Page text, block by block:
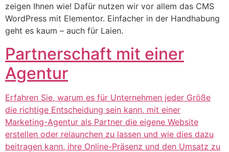
zeigen Ihnen wie! Dafür nutzen wir vor allem das CMS
WordPress mit Elementor. Einfacher in der Handhabung
geht es kaum – auch für Laien.
Partnerschaft mit einer
Agentur
Erfahren Sie, warum es für Unternehmen jeder Größe
die richtige Entscheidung sein kann, mit einer
Marketing-Agentur als Partner die eigene Website
erstellen oder relaunchen zu lassen und wie dies dazu
beitragen kann, ihre Online-Präsenz und den Umsatz zu